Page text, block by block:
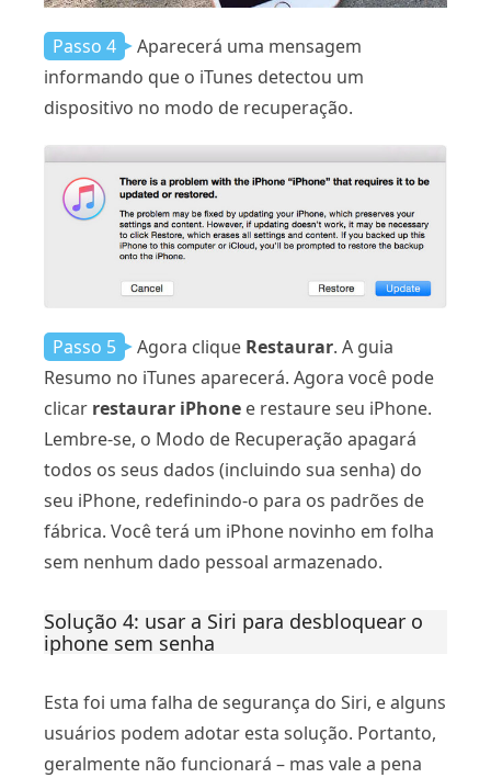
Passo 4
Aparecerá uma mensagem
informando que o iTunes detectou um
dispositivo no modo de recuperação.
Passo 5 Agora clique Restaurar. A guia
Resumo no iTunes aparecerá. Agora você pode
clicar restaurar iPhone e restaure seu iPhone.
Lembre-se, o Modo de Recuperação apagará
todos os seus dados (incluindo sua senha) do
seu iPhone, redefinindo-o para os padrões de
fábrica. Você terá um iPhone novinho em folha
sem nenhum dado pessoal armazenado.
Solução 4: usar a Siri para desbloquear o
iphone sem senha
Esta foi uma falha de segurança do Siri, e alguns
usuários podem adotar esta solução. Portanto,
geralmente não funcionará – mas vale a pena